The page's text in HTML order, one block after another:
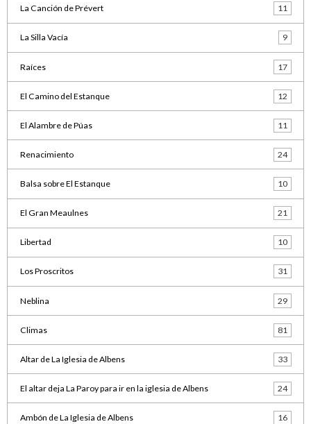
La Canción de Prévert 11
La Silla Vacía 9
Raíces 17
El Camino del Estanque 12
El Alambre de Púas 11
Renacimiento 24
Balsa sobre El Estanque 10
El Gran Meaulnes 21
Libertad 10
Los Proscritos 31
Neblina 29
Climas 81
Altar de La Iglesia de Albens 33
El altar deja La Paroy para ir en la iglesia de Albens 24
Ambón de La Iglesia de Albens 16